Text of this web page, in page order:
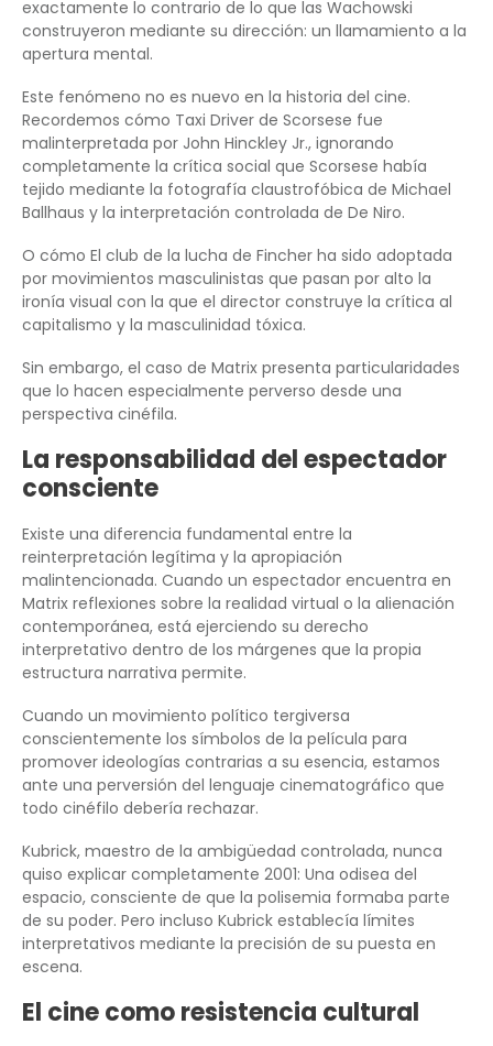
exactamente lo contrario de lo que las Wachowski
construyeron mediante su dirección: un llamamiento a la
apertura mental.
Este fenómeno no es nuevo en la historia del cine.
Recordemos cómo Taxi Driver de Scorsese fue
malinterpretada por John Hinckley Jr., ignorando
completamente la crítica social que Scorsese había
tejido mediante la fotografía claustrofóbica de Michael
Ballhaus y la interpretación controlada de De Niro.
O cómo El club de la lucha de Fincher ha sido adoptada
por movimientos masculinistas que pasan por alto la
ironía visual con la que el director construye la crítica al
capitalismo y la masculinidad tóxica.
Sin embargo, el caso de Matrix presenta particularidades
que lo hacen especialmente perverso desde una
perspectiva cinéfila.
La responsabilidad del espectador
consciente
Existe una diferencia fundamental entre la
reinterpretación legítima y la apropiación
malintencionada. Cuando un espectador encuentra en
Matrix reflexiones sobre la realidad virtual o la alienación
contemporánea, está ejerciendo su derecho
interpretativo dentro de los márgenes que la propia
estructura narrativa permite.
Cuando un movimiento político tergiversa
conscientemente los símbolos de la película para
promover ideologías contrarias a su esencia, estamos
ante una perversión del lenguaje cinematográfico que
todo cinéfilo debería rechazar.
Kubrick, maestro de la ambigüedad controlada, nunca
quiso explicar completamente 2001: Una odisea del
espacio, consciente de que la polisemia formaba parte
de su poder. Pero incluso Kubrick establecía límites
interpretativos mediante la precisión de su puesta en
escena.
El cine como resistencia cultural